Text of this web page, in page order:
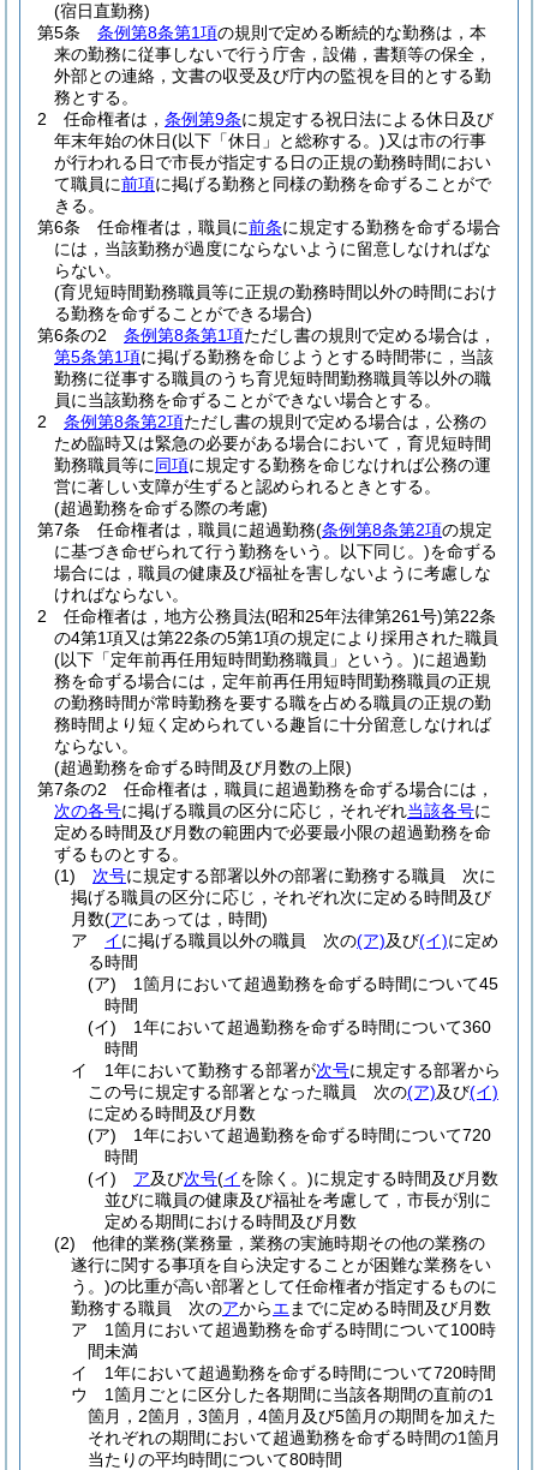
(宿日直勤務)
第5条
条例第8条第1項の規則で定める断続的な勤務は，本
来の勤務に従事しないで行う庁舎，設備，書類等の保全，
外部との連絡，文書の収受及び庁内の監視を目的とする勤
務とする。
2
任命権者は， 条例第9条に規定する祝日法による休日及び
年末年始の休日(以下「休日」と総称する。)又は市の行事
が行われる日で市長が指定する日の正規の勤務時間におい
て職員に前項に掲げる勤務と同様の勤務を命ずることがで
きる。
第6条
任命権者は，職員に前条に規定する勤務を命ずる場合
には，当該勤務が過度にならないように留意しなければな
らない。
(育児短時間勤務職員等に正規の勤務時間以外の時間におけ
る勤務を命ずることができる場合)
第6条の2
条例第8条第1項ただし書の規則で定める場合は，
第5条第1項に掲げる勤務を命じようとする時間帯に，当該
勤務に従事する職員のうち育児短時間勤務職員等以外の職
員に当該勤務を命ずることができない場合とする。
2
条例第8条第2項ただし書の規則で定める場合は，公務の
ため臨時又は緊急の必要がある場合において，育児短時間
勤務職員等に同項に規定する勤務を命じなければ公務の運
営に著しい支障が生ずると認められるときとする。
(超過勤務を命ずる際の考慮)
第7条
任命権者は，職員に超過勤務(条例第8条第2項の規定
に基づき命ぜられて行う勤務をいう。以下同じ。)を命ずる
場合には，職員の健康及び福祉を害しないように考慮しな
ければならない。
2
任命権者は，地方公務員法(昭和25年法律第261号)第22条
の4第1項又は第22条の5第1項の規定により採用された職員
(以下「定年前再任用短時間勤務職員」という。)に超過勤
務を命ずる場合には，定年前再任用短時間勤務職員の正規
の勤務時間が常時勤務を要する職を占める職員の正規の勤
務時間より短く定められている趣旨に十分留意しなければ
ならない。
(超過勤務を命ずる時間及び月数の上限)
第7条の2
任命権者は，職員に超過勤務を命ずる場合には，
次の各号に掲げる職員の区分に応じ，それぞれ当該各号に
定める時間及び月数の範囲内で必要最小限の超過勤務を命
ずるものとする。
(1)
次号に規定する部署以外の部署に勤務する職員 次に
掲げる職員の区分に応じ，それぞれ次に定める時間及び
月数(アにあっては，時間)
ア
イに掲げる職員以外の職員 次の(ア)及び(イ)に定め
る時間
(ア)
1箇月において超過勤務を命ずる時間について45
時間
(イ)
1年において超過勤務を命ずる時間について360
時間
イ
1年において勤務する部署が次号に規定する部署から
この号に規定する部署となった職員 次の(ア)及び(イ)
に定める時間及び月数
(ア)
1年において超過勤務を命ずる時間について720
時間
(イ)
ア及び次号(イを除く。)に規定する時間及び月数
並びに職員の健康及び福祉を考慮して，市長が別に
定める期間における時間及び月数
(2)
他律的業務(業務量，業務の実施時期その他の業務の
遂行に関する事項を自ら決定することが困難な業務をい
う。)の比重が高い部署として任命権者が指定するものに
勤務する職員 次のアからエ までに定める時間及び月数
ア
1箇月において超過勤務を命ずる時間について100時
間未満
イ
1年において超過勤務を命ずる時間について720時間
ウ
1箇月ごとに区分した各期間に当該各期間の直前の1
箇月，2箇月，3箇月，4箇月及び5箇月の期間を加えた
それぞれの期間において超過勤務を命ずる時間の1箇月
当たりの平均時間について80時間